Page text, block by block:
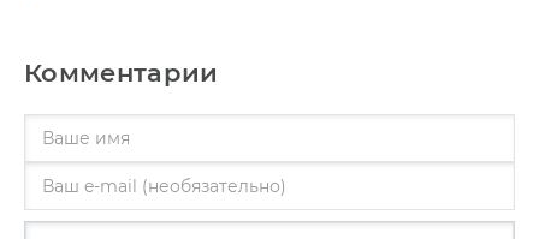
Комментарии